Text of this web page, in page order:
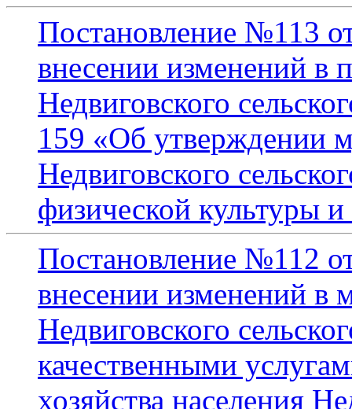
Постановление №113
внесении изменений в
Недвиговского
159 «Об утверждении
Недвиговского
физической культуры
Постановление №112
внесении изменений
Недвиговского
качественными
хозяйства населения